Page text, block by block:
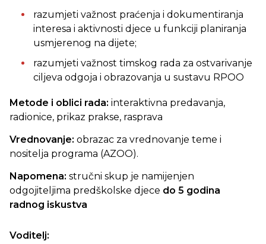
razumjeti važnost praćenja i dokumentiranja
interesa i aktivnosti djece u funkciji planiranja
usmjerenog na dijete;
razumjeti važnost timskog rada za ostvarivanje
ciljeva odgoja i obrazovanja u sustavu RPOO
Metode i oblici rada: interaktivna predavanja,
radionice, prikaz prakse, rasprava
Vrednovanje: obrazac za vrednovanje teme i
nositelja programa (AZOO).
Napomena: stručni skup je namijenjen
odgojiteljima predškolske djece do 5 godina
radnog iskustva
Voditelj: